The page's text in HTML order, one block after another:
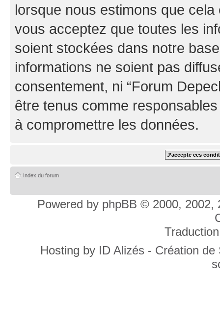
lorsque nous estimons que cela
vous acceptez que toutes les
soient stockées dans notre
informations ne soient pas
consentement, ni “Forum
être tenus comme
à compromettre les données.
Index du forum
Powered by phpBB © 2000, 2002,
Hosting by ID Alizés - Création